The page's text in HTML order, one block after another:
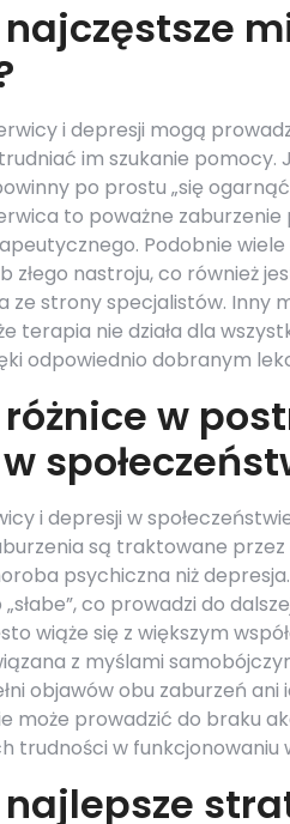
i depresji mogą
im szukanie
po prostu „się
to poważne
Podobnie
złego nastroju, co również
ze strony specjalistów. Inny
terapia nie działa dla
odpowiednio dobranym
w
i depresji w
są traktowane
psychiczna niż
„słabe”, co prowadzi do
wiąże się z większym
z myślami
objawów obu zaburzeń
może prowadzić do braku
trudności w funkcjonowaniu